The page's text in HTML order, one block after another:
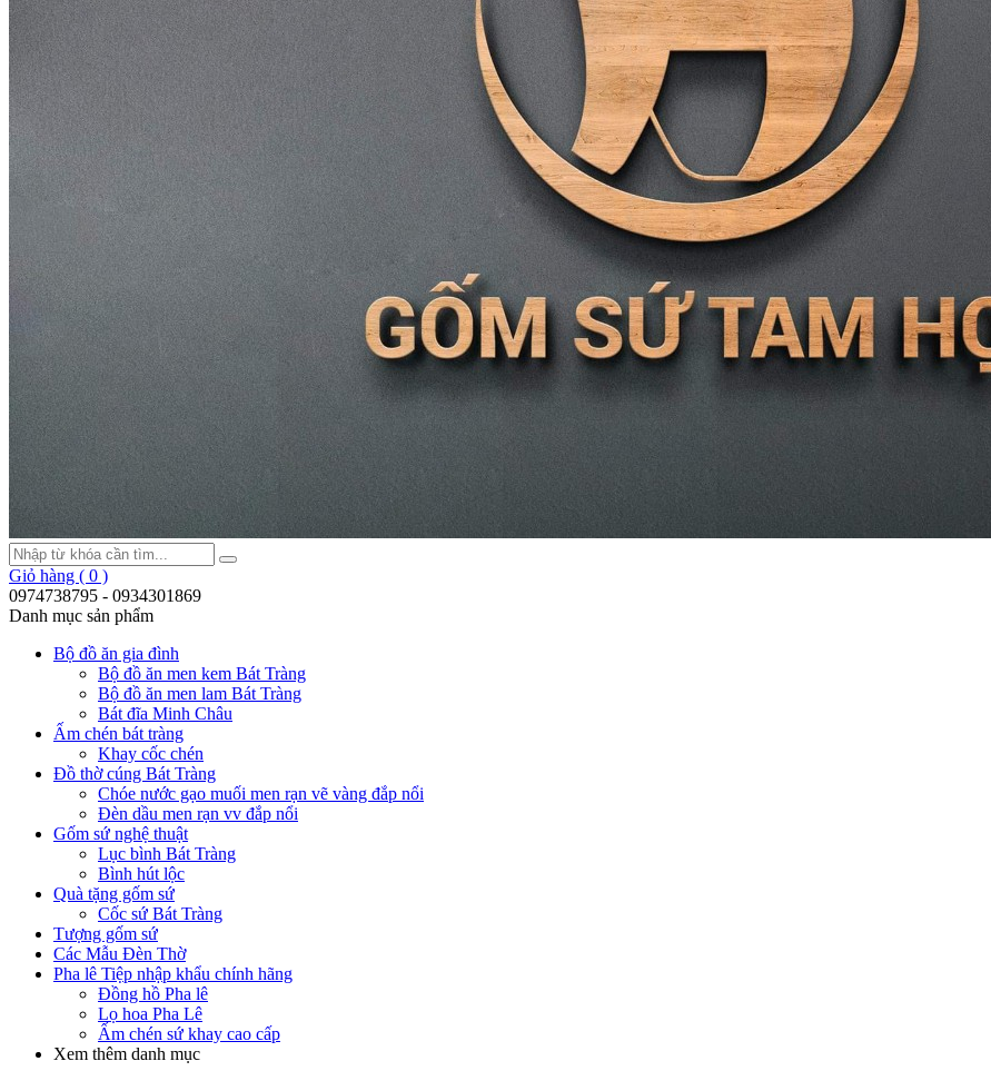
Giỏ hàng ( 0 )
0974738795 - 0934301869
Danh mục sản phẩm
Bộ đồ ăn gia đình
Bộ đồ ăn men kem Bát Tràng
Bộ đồ ăn men lam Bát Tràng
Bát đĩa Minh Châu
Ấm chén bát tràng
Khay cốc chén
Đồ thờ cúng Bát Tràng
Chóe nước gạo muối men rạn vẽ vàng đắp nổi
Đèn dầu men rạn vv đắp nổi
Gốm sứ nghệ thuật
Lục bình Bát Tràng
Bình hút lộc
Quà tặng gốm sứ
Cốc sứ Bát Tràng
Tượng gốm sứ
Các Mẫu Đèn Thờ
Pha lê Tiệp nhập khẩu chính hãng
Đồng hồ Pha lê
Lọ hoa Pha Lê
Ấm chén sứ khay cao cấp
Xem thêm danh mục